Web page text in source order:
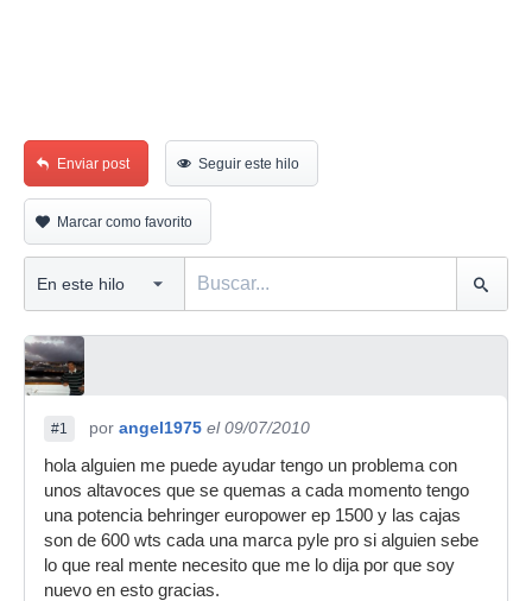
Enviar post Seguir este hilo
Marcar como favorito
#1 por angel1975 el 09/07/2010
hola alguien me puede ayudar tengo un problema con
unos altavoces que se quemas a cada momento tengo
una potencia behringer europower ep 1500 y las cajas
son de 600 wts cada una marca pyle pro si alguien sebe
lo que real mente necesito que me lo dija por que soy
nuevo en esto gracias.